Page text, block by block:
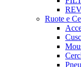
Ruote e